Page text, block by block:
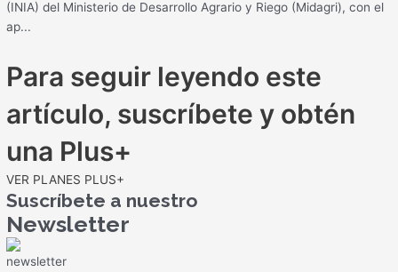
(INIA) del Ministerio de Desarrollo Agrario y Riego (Midagri), con el
ap...
Para seguir leyendo este
artículo, suscríbete y obtén
una Plus+
VER PLANES PLUS+
Suscríbete a nuestro
Newsletter